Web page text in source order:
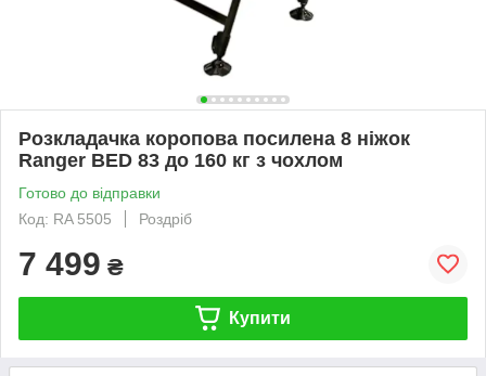
Розкладачка коропова посилена 8 ніжок
Ranger BED 83 до 160 кг з чохлом
Готово до відправки
Код: RA 5505
Роздріб
7 499 ₴
Купити